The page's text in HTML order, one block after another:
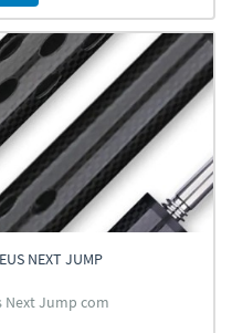
NEXT JUMP
Next Jump com